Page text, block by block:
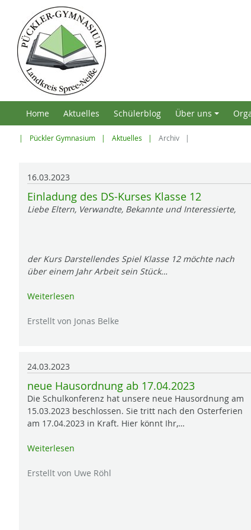
Home Aktuelles
Schülerblog
+
Über uns
Pückler Gymnasium Aktuelles Archiv
16.03.2023
Einladung des DS-Kurses Klasse 12
Liebe Eltern, Verwandte, Bekannte und Interessierte,
der Kurs Darstellendes Spiel Klasse 12 möchte nach
über einem Jahr Arbeit sein Stück…
Weiterlesen
Erstellt von Jonas Belke
24.03.2023
neue Hausordnung ab 17.04.2023
Die Schulkonferenz hat unsere neue Hausordnung am
15.03.2023 beschlossen. Sie tritt nach den Osterferien
am 17.04.2023 in Kraft. Hier könnt Ihr,…
Weiterlesen
Erstellt von Uwe Röhl